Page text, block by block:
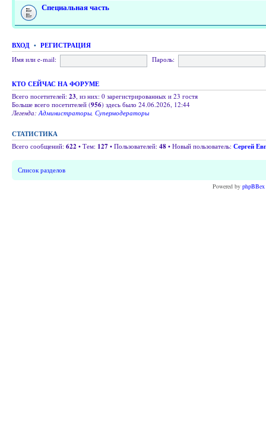
Специальная часть
ВХОД • РЕГИСТРАЦИЯ
Имя или e-mail: Пароль:
КТО СЕЙЧАС НА ФОРУМЕ
Всего посетителей: 23 , из них: 0 зарегистрированных и 23 гостя
Больше всего посетителей (956) здесь было 24.06.2026, 12:44
Легенда: Администраторы Супермодераторы
СТАТИСТИКА
Всего сообщений: 622 • Тем: 127 • Пользователей: 48 • Новый пользователь: Сергей
Список разделов
Powered by phpBBex